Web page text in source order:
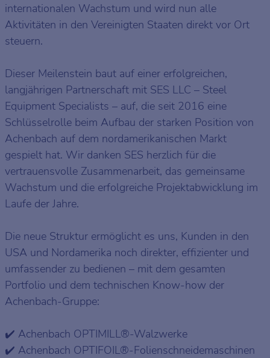
internationalen Wachstum und wird nun alle
Aktivitäten in den Vereinigten Staaten direkt vor Ort
steuern.
Dieser Meilenstein baut auf einer erfolgreichen,
langjährigen Partnerschaft mit SES LLC – Steel
Equipment Specialists – auf, die seit 2016 eine
Schlüsselrolle beim Aufbau der starken Position von
Achenbach auf dem nordamerikanischen Markt
gespielt hat. Wir danken SES herzlich für die
vertrauensvolle Zusammenarbeit, das gemeinsame
Wachstum und die erfolgreiche Projektabwicklung im
Laufe der Jahre.
Die neue Struktur ermöglicht es uns, Kunden in den
USA und Nordamerika noch direkter, effizienter und
umfassender zu bedienen – mit dem gesamten
Portfolio und dem technischen Know-how der
Achenbach-Gruppe:
✔️ Achenbach OPTIMILL®-Walzwerke
✔️ Achenbach OPTIFOIL®-Folienschneidemaschinen